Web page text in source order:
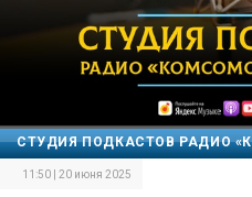
СТУДИЯ ПОДКАСТОВ РАДИО
11:50 | 20 июня 2025